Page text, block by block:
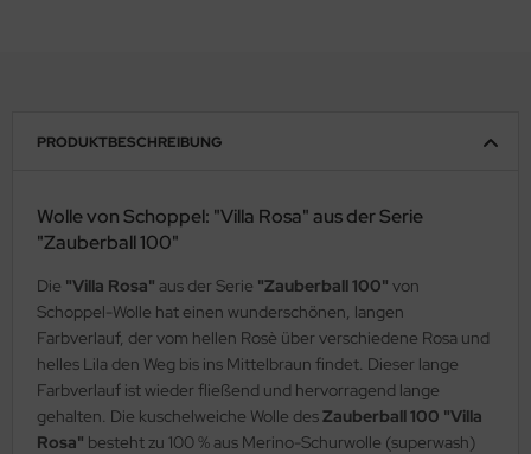
PRODUKTBESCHREIBUNG
Wolle von Schoppel: "Villa Rosa" aus der Serie
"Zauberball 100"
Die "Villa Rosa" aus der Serie "Zauberball 100" von
Schoppel-Wolle hat einen wunderschönen, langen
Farbverlauf, der vom hellen Rosè über verschiedene Rosa und
helles Lila den Weg bis ins Mittelbraun findet. Dieser lange
Farbverlauf ist wieder fließend und hervorragend lange
gehalten. Die kuschelweiche Wolle desZauberball 100 "Villa
Rosa" besteht zu 100 % aus Merino-Schurwolle (superwash)